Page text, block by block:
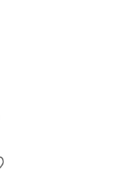
ZUR WUNSCHLISTE